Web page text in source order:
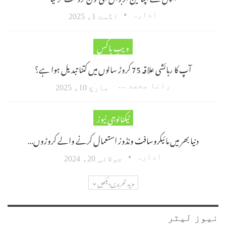
ادارہ اگست 1، 2025
ویب باکس
آپ کا رہائشی علاقہ 75 کروڑ سالوں میں کتنا تبدیل ہوا ہے؟
رانا محمد امین اکبر مارچ 10، 2025
ٹیکنالوجی نیوز
دنیا بھر میں مائیکروسافٹ ونڈوز استعمال کرنے والے کروڑوں…
ادارہ جولائی 20، 2024
مزید تحریریں دیکھیں
نیوز لیٹر